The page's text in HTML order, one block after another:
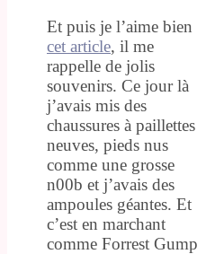
Et puis je l’aime bien
cet article, il me
rappelle de jolis
souvenirs. Ce jour là
j’avais mis des
chaussures à paillettes
neuves, pieds nus
comme une grosse
n00b et j’avais des
ampoules géantes. Et
c’est en marchant
comme Forrest Gump